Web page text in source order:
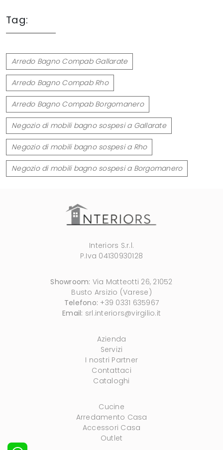
Tag:
Arredo Bagno Compab Gallarate
Arredo Bagno Compab Rho
Arredo Bagno Compab Borgomanero
Negozio di mobili bagno sospesi a Gallarate
Negozio di mobili bagno sospesi a Rho
Negozio di mobili bagno sospesi a Borgomanero
Interiors S.r.l.
P.Iva 04130930128
Showroom: Via Matteotti 26, 21052
Busto Arsizio (Varese)
Telefono: +39 0331 635967
Email: srl.interiors@virgilio.it
Azienda
Servizi
I nostri Partner
Contattaci
Cataloghi
Cucine
Arredamento Casa
Accessori Casa
Outlet